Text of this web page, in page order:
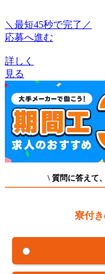
＼最短45秒で完了／
応募へ進む
詳しく
見る
\ 質問に答えて、
寮付